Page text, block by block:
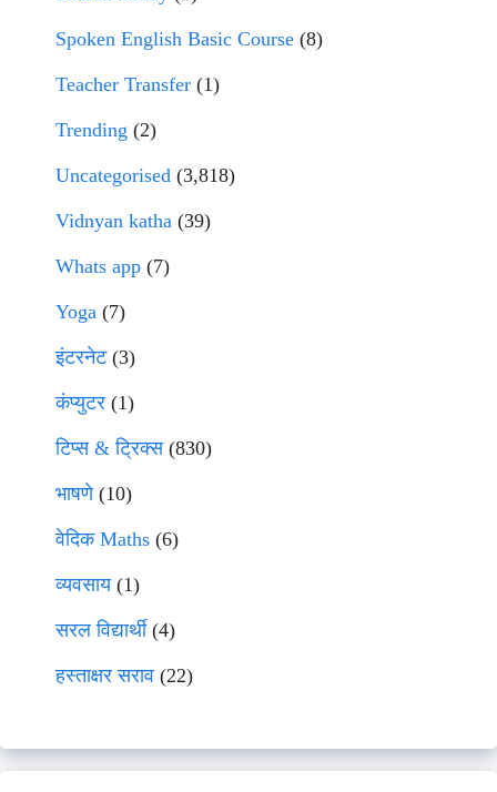
Spoken English Basic Course (8)
Teacher Transfer (1)
Trending (2)
Uncategorised (3,818)
Vidnyan katha (39)
Whats app (7)
Yoga (7)
इंटरनेट(3)
कंप्युटर (1)
टिप्स & ट्रिक्स(830)
भाषणे(10)
वेदिक Maths (6)
व्यवसाय(1)
सरल विद्यार्थी(4)
हस्ताक्षर सराव (22)